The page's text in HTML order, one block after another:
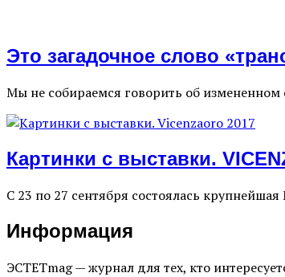
Это загадочное слово
Мы не собираемся говорить об измененном
Картинки с выставки.
С 23 по 27 сентября состоялась
Информация
ЭСТЕТmag — журнал для тех, кто